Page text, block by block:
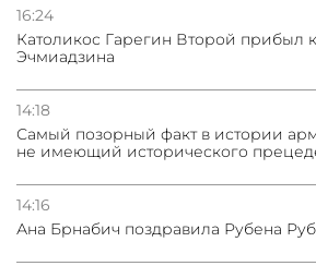
16:24
Католикос Гарегин Второй прибыл
Эчмиадзина
14:18
Самый позорный факт в истории
не имеющий исторического
14:16
Ана Брнабич поздравила Рубена